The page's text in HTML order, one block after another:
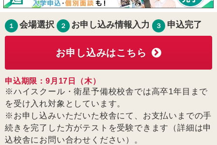
１ 会場選択 ２ お申し込み情報入力 ３ 申込完了
お申し込みはこちら
申込期限：9月17日（木）
※ハイスクール・衛星予備校校舎では高卒1年目まで
を受け入れ対象としています。
※お申し込みいただいた校舎にて、お支払いまでの手
続きを完了した方がテストを受験できます（詳細は申
込校舎にお問い合わせください）。